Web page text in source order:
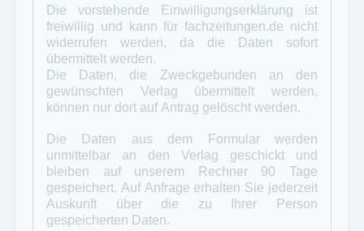
Die vorstehende Einwilligungserklärung ist
freiwillig und kann für fachzeitungen.de nicht
widerrufen werden, da die Daten sofort
übermittelt werden.
Die Daten, die Zweckgebunden an den
gewünschten Verlag übermittelt werden,
können nur dort auf Antrag gelöscht werden.
Die Daten aus dem Formular werden
unmittelbar an den Verlag geschickt und
bleiben auf unserem Rechner 90 Tage
gespeichert. Auf Anfrage erhalten Sie jederzeit
Auskunft über die zu Ihrer Person
gespeicherten Daten.